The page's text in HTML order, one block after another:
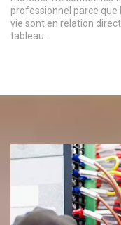
professionnel parce
vie sont en relation
tableau.